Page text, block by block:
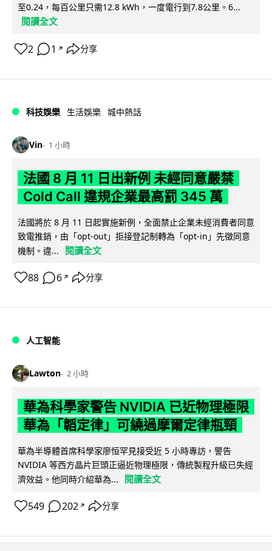
至0.24，每百公里只需12.8 kWh，一度電行到7.8公里。6...
閱讀全文
2 1 ↗ 分享
科技娛樂 生活娛樂 城中熱話
Vin 1 小時
法國 8 月 11 日出新例 未經同意嚴禁
Cold Call 違規企業最高罰 345 萬
法國將於 8 月 11 日起實施新例，全面禁止企業未經消費者同意
致電推銷，由「opt-out」拒接登記制轉為「opt-in」先徵同意
機制。違...
閱讀全文
88 6 ↗ 分享
人工智能
Lawton 2 小時
華為科學家警告 NVIDIA 已近物理極限
華為「韜定律」可繞過摩爾定律瓶頸
華為半導體首席科學家廖恒罕見接受近 5 小時專訪，警告
NVIDIA 等西方晶片巨頭正逼近物理極限，傳統製程升級已失經
濟效益。他同時介紹華為...
閱讀全文
549 202 ↗ 分享